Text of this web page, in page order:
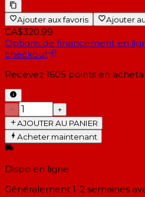
Ajouter aux favoris Ajouter
CA$320.99
Options de financement en
checkout
Recevez 1605 points en
−
+
AJOUTER AU PANIER
Acheter maintenant
Dispo en ligne
Généralement 1-2 semaines